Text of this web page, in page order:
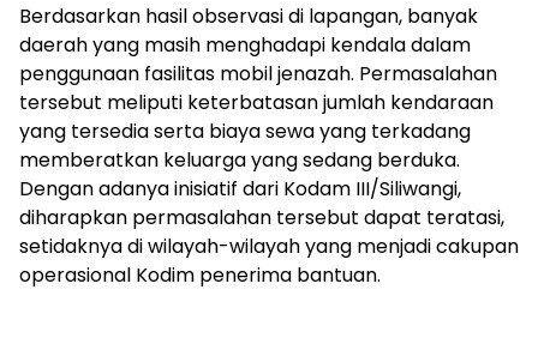
Berdasarkan hasil observasi di lapangan, banyak
daerah yang masih menghadapi kendala dalam
penggunaan fasilitas mobil jenazah. Permasalahan
tersebut meliputi keterbatasan jumlah kendaraan
yang tersedia serta biaya sewa yang terkadang
memberatkan keluarga yang sedang berduka.
Dengan adanya inisiatif dari Kodam III/Siliwangi,
diharapkan permasalahan tersebut dapat teratasi,
setidaknya di wilayah-wilayah yang menjadi cakupan
operasional Kodim penerima bantuan.